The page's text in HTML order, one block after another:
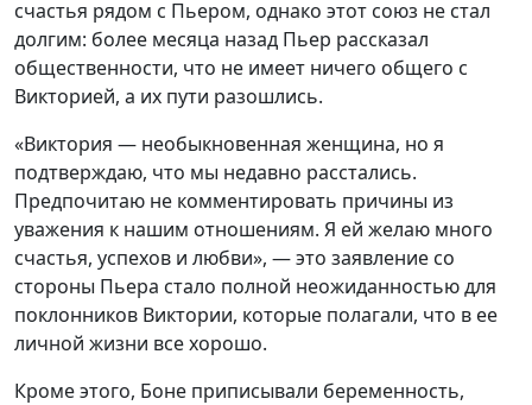
счастья рядом с Пьером, однако этот союз не стал
долгим: более месяца назад Пьер рассказал
общественности, что не имеет ничего общего с
Викторией, а их пути разошлись.
«Виктория — необыкновенная женщина, но я
подтверждаю, что мы недавно расстались.
Предпочитаю не комментировать причины из
уважения к нашим отношениям. Я ей желаю много
счастья, успехов и любви», — это заявление со
стороны Пьера стало полной неожиданностью для
поклонников Виктории, которые полагали, что в ее
личной жизни все хорошо.
Кроме этого, Боне приписывали беременность,